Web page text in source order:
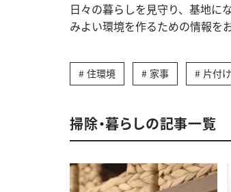
日々の暮らしを見守り、基地に
みよい環境を作るための情報を
住環境 家事 片付け
掃除・暮らしの記事一覧